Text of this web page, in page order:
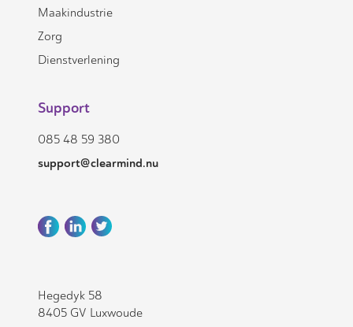
Maakindustrie
Zorg
Dienstverlening
Support
085 48 59 380
support@clearmind.nu
Hegedyk 58
8405 GV Luxwoude